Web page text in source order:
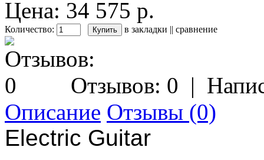
Цена: 34 575 р.
Количество: в закладки || сравнение
Отзывов: 0 |
Описание Отзывы (0)
Electric Guitar